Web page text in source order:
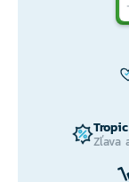
Zľava